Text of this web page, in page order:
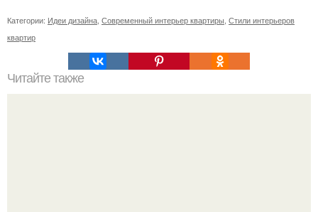
Категории: Идеи дизайна, Современный интерьер квартиры, Стили интерьеров
квартир
Читайте также